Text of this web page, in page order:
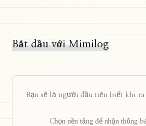
Bắt đầu với Mimilog
Bạn sẽ là người đầu tiên biết khi
Chọn nền tảng để nhận thông